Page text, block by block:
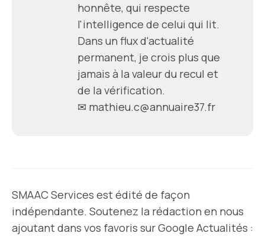
honnête, qui respecte
l'intelligence de celui qui lit.
Dans un flux d'actualité
permanent, je crois plus que
jamais à la valeur du recul et
de la vérification.
✉ mathieu.c@annuaire37.fr
SMAAC Services est édité de façon
indépendante. Soutenez la rédaction en nous
ajoutant dans vos favoris sur Google Actualités :